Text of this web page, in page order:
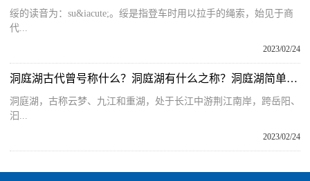
绥的读音为：su&iacute;。绥是指登车时用以拉手的绳索，始见于商
代...
2023/02/24
洞庭湖古代曾号称什么？洞庭湖有什么之称？洞庭湖简单介绍
洞庭湖，古称云梦、九江和重湖，处于长江中游荆江南岸，跨岳阳、
汩...
2023/02/24